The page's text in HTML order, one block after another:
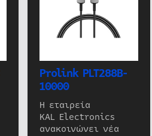
Prolink PLT288B-
10000
Η εταιρεία
KAL Electronics
ανακοινώνει νέα